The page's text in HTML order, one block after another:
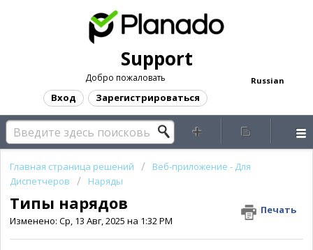
Support
Russian
Добро пожаловать
Вход Зарегистрироваться
Главная страница решений
Веб-приложение - Для
Диспетчеров
Наряды
Типы нарядов
Печать
Изменено: Ср, 13 Авг, 2025 на 1:32 PM